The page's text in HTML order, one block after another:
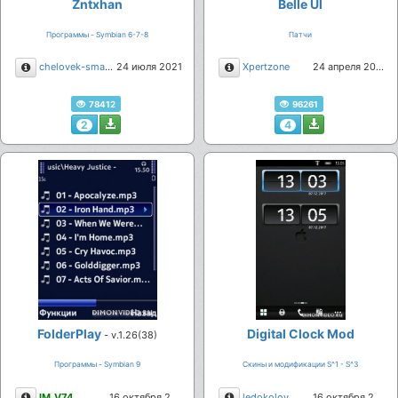
Zntxhan
Программы - Symbian 6-7-8
Описание chelovek-smartfon 24 июля 2021
78412
2
Belle UI
Патчи
Описание
Xpertzone 24 апреля 2021
96261
4
FolderPlay - v.1.26(38)
Программы - Symbian 9
Digital Clock Mod
Скины и модификации S^1 - S^3